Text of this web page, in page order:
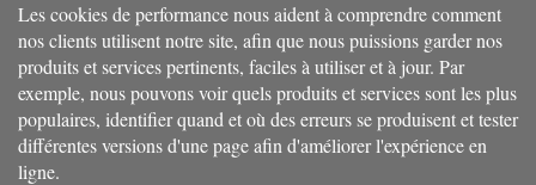
Les cookies de performance nous aident à comprendre comment
nos clients utilisent notre site, afin que nous puissions garder nos
produits et services pertinents, faciles à utiliser et à jour. Par
exemple, nous pouvons voir quels produits et services sont les plus
populaires, identifier quand et où des erreurs se produisent et tester
différentes versions d'une page afin d'améliorer l'expérience en
ligne.